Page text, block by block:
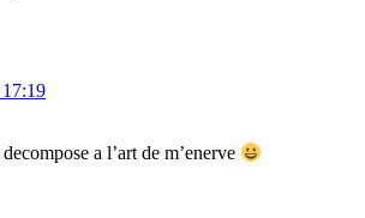
a l’art de m’enerve